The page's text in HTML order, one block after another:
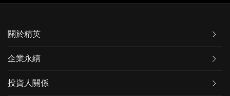
關於精英
企業永續
投資人關係